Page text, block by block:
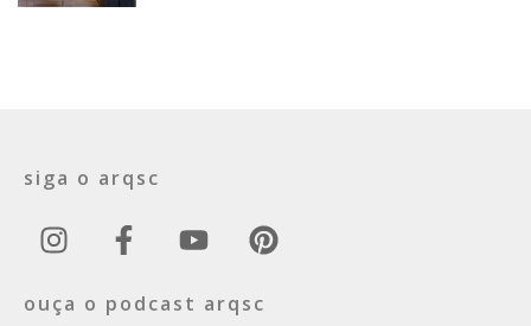
siga o arqsc
ouça o podcast arqsc